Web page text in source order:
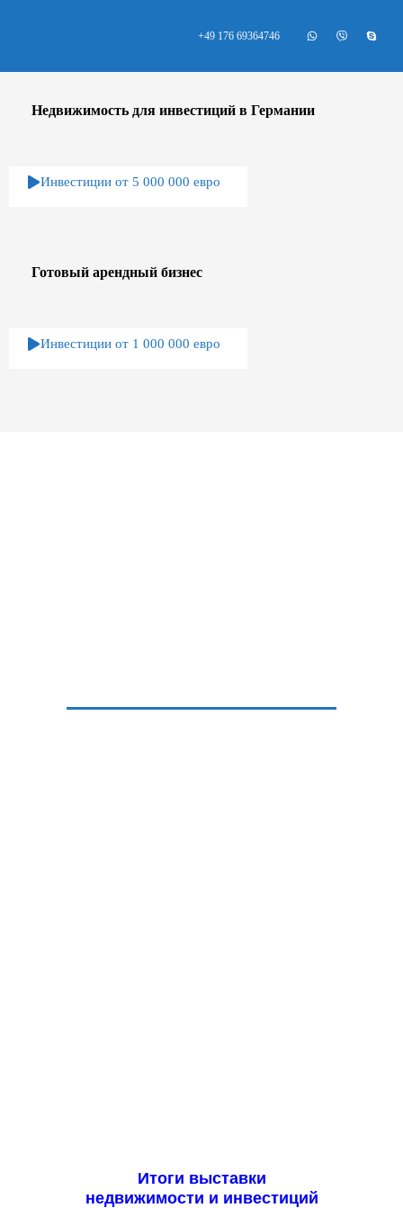
+49 176 69364746
Недвижимость для инвестиций в Германии
Инвестиции от 5 000 000 евро
Готовый арендный бизнес
Инвестиции от 1 000 000 евро
Итоги выставки
недвижимости и инвестиций